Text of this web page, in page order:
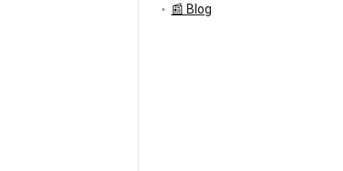
📰 Blog